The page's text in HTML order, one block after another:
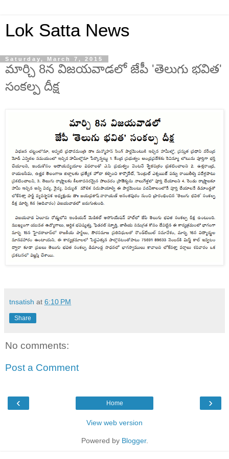
Lok Satta News
Saturday, March 7, 2015
మార్చి 8న విజయవాడలో జేపీ 'తెలుగు భవిత'
సంకల్ప దీక్ష
tnsatish at 6:10 PM
Share
No comments:
Post a Comment
‹ ›
Home
View web version
Powered by Blogger.